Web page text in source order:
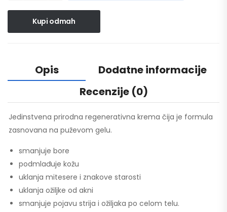
Kupi odmah
Opis
Dodatne informacije
Recenzije (0)
Jedinstvena prirodna regenerativna krema čija je formula
zasnovana na puževom gelu.
smanjuje bore
podmlađuje kožu
uklanja mitesere i znakove starosti
uklanja ožiljke od akni
smanjuje pojavu strija i ožiljaka po celom telu.